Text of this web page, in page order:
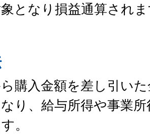
となり損益通算され
購入金額を差し引い
り、給与所得や事業
。